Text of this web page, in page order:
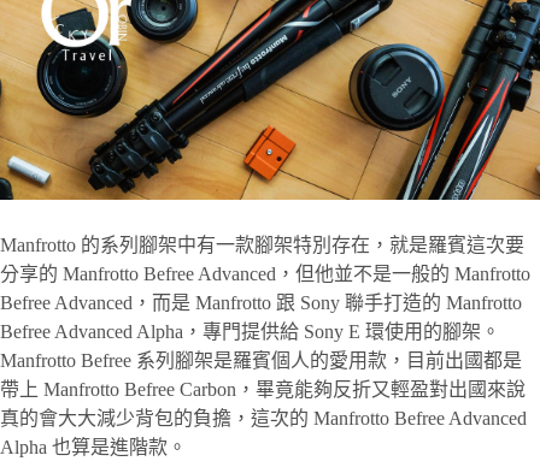
Manfrotto 的系列腳架中有一款腳架特別存在，就是羅賓這次要
分享的 Manfrotto Befree Advanced，但他並不是一般的 Manfrotto
Befree Advanced，而是 Manfrotto 跟 Sony 聯手打造的 Manfrotto
Befree Advanced Alpha，專門提供給 Sony E 環使用的腳架。
Manfrotto Befree 系列腳架是羅賓個人的愛用款，目前出國都是
帶上 Manfrotto Befree Carbon，畢竟能夠反折又輕盈對出國來說
真的會大大減少背包的負擔，這次的 Manfrotto Befree Advanced
Alpha 也算是進階款。